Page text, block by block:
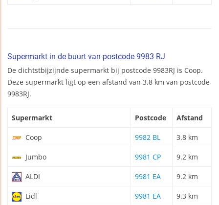
Supermarkt in de buurt van postcode 9983 RJ
De dichtstbijzijnde supermarkt bij postcode 9983RJ is Coop.
Deze supermarkt ligt op een afstand van 3.8 km van postcode
9983RJ.
Supermarkt Postcode Afstand
Coop 9982 BL 3.8 km
Jumbo 9981 CP 9.2 km
ALDI 9981 EA 9.2 km
Lidl 9981 EA 9.3 km